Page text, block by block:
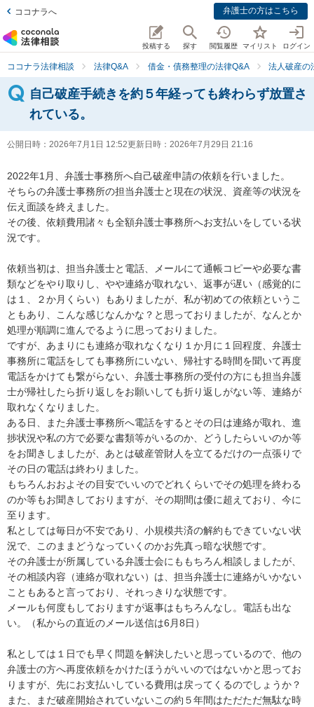
ココナラへ 弁護士の方はこちら
投稿する 探す 閲覧履歴 マイリスト ログイン
ココナラ法律相談 法律Q&A 借金・債務整理の法律Q&A 法人破産の
自己破産手続きを約５年経っても終わらず放置さ
れている。
公開日時： 2026年7月1日 12:52更新日時： 2026年7月29日 21:16
2022年1月、弁護士事務所へ自己破産申請の依頼を行いました。
そちらの弁護士事務所の担当弁護士と現在の状況、資産等の状況を
伝え面談を終えました。
その後、依頼費用諸々も全額弁護士事務所へお支払いをしている状
況です。
依頼当初は、担当弁護士と電話、メールにて通帳コピーや必要な書
類などをやり取りし、やや連絡が取れない、返事が遅い（感覚的に
は１、２か月くらい）もありましたが、私が初めての依頼というこ
ともあり、こんな感じなんかな？と思っておりましたが、なんとか
処理が順調に進んでるように思っておりました。
ですが、あまりにも連絡が取れなくなり１か月に１回程度、弁護士
事務所に電話をしても事務所にいない、帰社する時間を聞いて再度
電話をかけても繋がらない、弁護士事務所の受付の方にも担当弁護
士が帰社したら折り返しをお願いしても折り返しがない等、連絡が
取れなくなりました。
ある日、また弁護士事務所へ電話をするとその日は連絡が取れ、進
捗状況や私の方で必要な書類等がいるのか、どうしたらいいのか等
をお聞きしましたが、あとは破産管財人を立てるだけの一点張りで
その日の電話は終わりました。
もちろんおおよその目安でいいのでどれくらいでその処理を終わる
のか等もお聞きしておりますが、その期間は優に超えており、今に
至ります。
私としては毎日が不安であり、小規模共済の解約もできていない状
況で、このままどうなっていくのかお先真っ暗な状態です。
その弁護士が所属している弁護士会にももちろん相談しましたが、
その相談内容（連絡が取れない）は、担当弁護士に連絡がいかない
こともあると言っており、それっきりな状態です。
メールも何度もしておりますが返事はもちろんなし。電話も出な
い。（私からの直近のメール送信は6月8日）
私としては１日でも早く問題を解決したいと思っているので、他の
弁護士の方へ再度依頼をかけたほうがいいのではないかと思ってお
りますが、先にお支払いしている費用は戻ってくるのでしょうか？
また、まだ破産開始されていないこの約５年間はただただ無駄な時